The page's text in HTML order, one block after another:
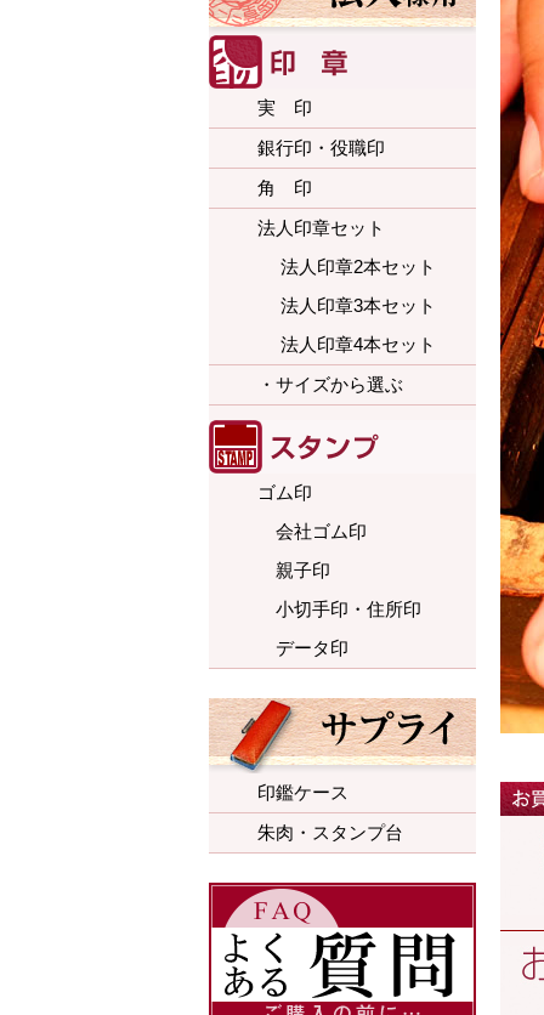
実 印
銀行印・役職印
角 印
法人印章セット
法人印章2本セット
法人印章3本セット
法人印章4本セット
・サイズから選ぶ
ゴム印
会社ゴム印
親子印
小切手印・住所印
データ印
印鑑ケース
朱肉・スタンプ台